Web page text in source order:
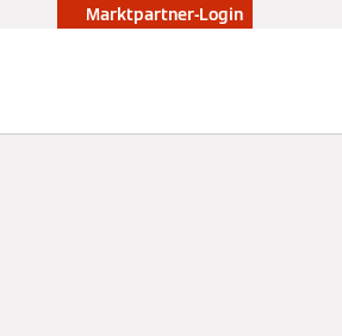
Marktpartner-Login